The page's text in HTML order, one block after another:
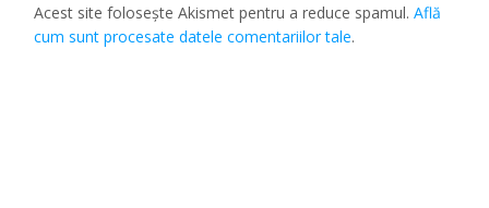
Acest site folosește Akismet pentru a reduce spamul.Află
cum sunt procesate datele comentariilor tale.